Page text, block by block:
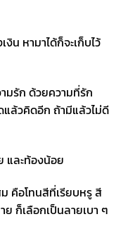
น หามาได้ก็จะเก็บไว้
มรัก ด้วยความที่รัก
แล้วคิดอีก ถ้ามีแล้วไม่ดี
และท้องน้อย
คือโทนสีที่เรียบหรู สี
ก็เลือกเป็นลายเบา ๆ